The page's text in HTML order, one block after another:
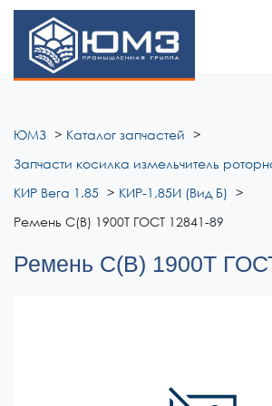
ЮМЗ
ЮМЗ
Каталог запчастей
Запчасти косилка измельчитель
КИР Вега 1.85
КИР-1,85И (Вид Б)
Ремень С(В) 1900Т ГОСТ 12841-89
Ремень С(В) 1900Т